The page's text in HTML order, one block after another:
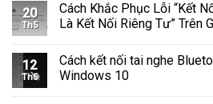
11
Windows
11
và
20
Th5
Cách Khắc Phục Lỗi “Kết
Là Kết Nối Riêng Tư” Trên
12
Th5
Cách kết nối tai nghe
Windows 10